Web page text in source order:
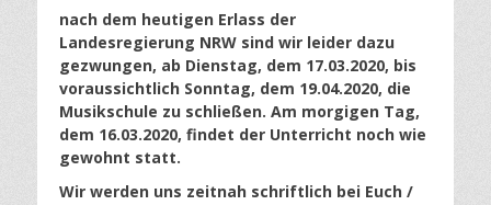
nach dem heutigen Erlass der
Landesregierung NRW sind wir leider dazu
gezwungen, ab Dienstag, dem 17.03.2020, bis
voraussichtlich Sonntag, dem 19.04.2020, die
Musikschule zu schließen. Am morgigen Tag,
dem 16.03.2020, findet der Unterricht noch wie
gewohnt statt.
Wir werden uns zeitnah schriftlich bei Euch /